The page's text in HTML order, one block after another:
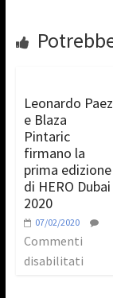
Leonardo Paez
e Blaza
Pintaric
firmano la
prima edizione
di HERO Dubai
2020
07/02/2020
Commenti
disabilitati